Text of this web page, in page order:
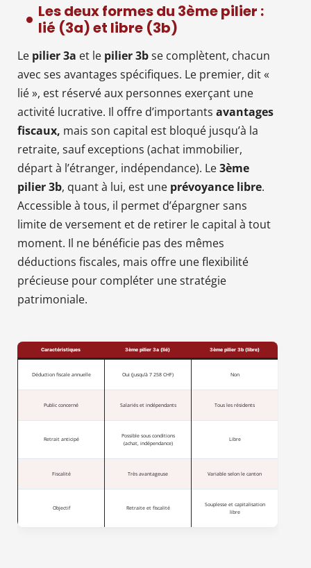
Les deux formes du 3ème pilier :
lié (3a) et libre (3b)
Le pilier 3a et le pilier 3bse complètent, chacun
avec ses avantages spécifiques. Le premier, dit «
lié », est réservé aux personnes exerçant une
activité lucrative. Il offre d’importants avantages
fiscaux, mais son capital est bloqué jusqu’à la
retraite, sauf exceptions (achat immobilier,
départ à l’étranger, indépendance). Le3ème
pilier 3b, quant à lui, est une prévoyance libre.
Accessible à tous, il permet d’épargner sans
limite de versement et de retirer le capital à tout
moment. Il ne bénéficie pas des mêmes
déductions fiscales, mais offre une flexibilité
précieuse pour compléter une stratégie
patrimoniale.
Caractéristiques 3ème pilier 3a (lié) 3ème pilier 3b (libre)
Déduction fiscale annuelle Oui (jusqu’à 7 258 CHF) Non
Public concerné Salariés et indépendants Tous les résidents
Retrait anticipé
Possible sous conditions
(achat, indépendance)
Libre
Fiscalité Très avantageuse Variable selon le canton
Objectif Retraite et fiscalité
Souplesse et capitalisation
libre